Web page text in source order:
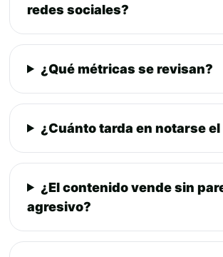
redes sociales?
¿Qué métricas se revisan?
¿Cuánto tarda en notarse
¿El contenido vende sin
agresivo?